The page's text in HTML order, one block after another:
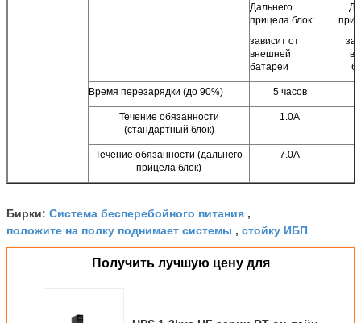
Дальнего
прицела блок:
зависит от
внешней
батареи
Время перезарядки (до 90%) 5 часов
Течение обязанности
(стандартный блок)
1.0A
Течение обязанности (дальнего
прицела блок)
7.0A
Бирки: Система бесперебойного питания ,
положите на полку поднимает системы , стойку ИБП
Получить лучшую цену для